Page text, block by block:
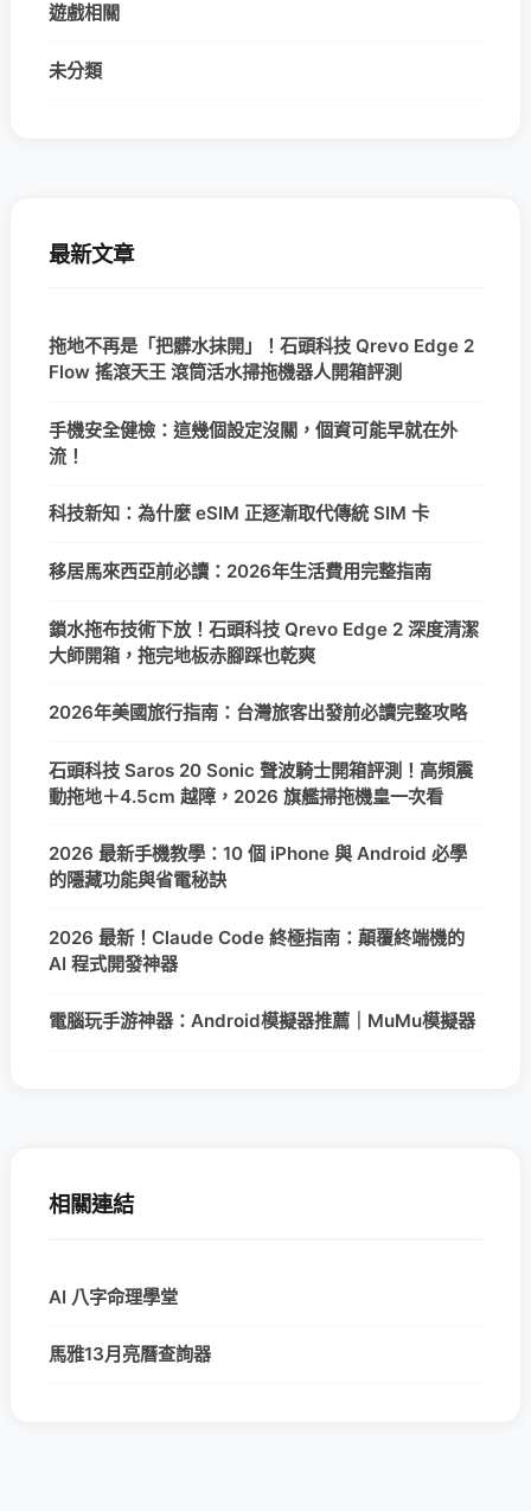
遊戲相關
未分類
最新文章
拖地不再是「把髒水抹開」！石頭科技 Qrevo Edge 2
Flow 搖滾天王 滾筒活水掃拖機器人開箱評測
手機安全健檢：這幾個設定沒關，個資可能早就在外
流！
科技新知：為什麼 eSIM 正逐漸取代傳統 SIM 卡
移居馬來西亞前必讀：2026年生活費用完整指南
鎖水拖布技術下放！石頭科技 Qrevo Edge 2 深度清潔
大師開箱，拖完地板赤腳踩也乾爽
2026年美國旅行指南：台灣旅客出發前必讀完整攻略
石頭科技 Saros 20 Sonic 聲波騎士開箱評測！高頻震
動拖地＋4.5cm 越障，2026 旗艦掃拖機皇一次看
2026 最新手機教學：10 個 iPhone 與 Android 必學
的隱藏功能與省電秘訣
2026 最新！Claude Code 終極指南：顛覆終端機的
AI 程式開發神器
電腦玩手游神器：Android模擬器推薦｜MuMu模擬器
相關連結
AI 八字命理學堂
馬雅13月亮曆查詢器